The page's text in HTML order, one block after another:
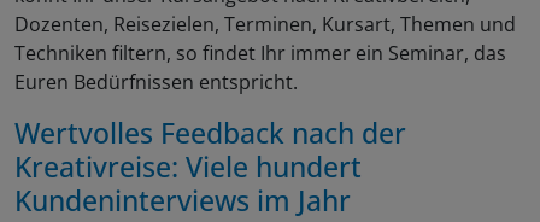
Dozenten, Reisezielen, Terminen, Kursart, Themen und
Techniken filtern, so findet Ihr immer ein Seminar, das
Euren Bedürfnissen entspricht.
Wertvolles Feedback nach der
Kreativreise: Viele hundert
Kundeninterviews im Jahr